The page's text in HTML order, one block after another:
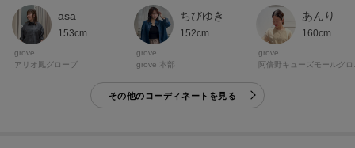
◆オンラインサイトの商品ページにある
『ハートマーク』をクリックして簡単に追加できます。
再入荷通知や値下げ情報、在庫状況をメルマガにてお知らせ！
マイページにてお気に入り一覧もチェックできます！！
asa
153cm
grove
アリオ鳳グローブ
ちびゆき
152cm
grove
grove 本部
あんり
160cm
grove
その他のコーディネートを見る